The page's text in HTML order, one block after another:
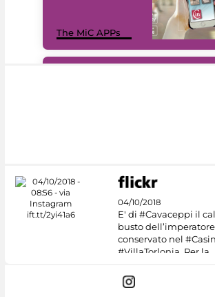
The MiC APPs
04/10/2018
E' di #Cavaceppi il
busto
conservato nel
#VillaTorlonia. Per la